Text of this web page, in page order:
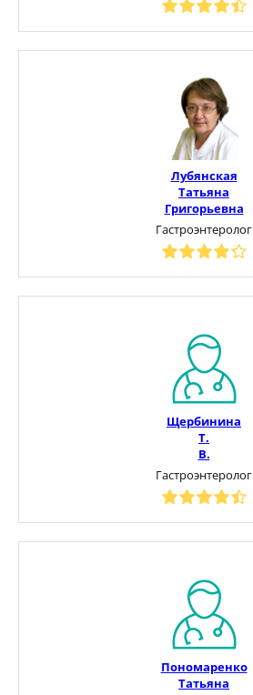
Лубянская
Татьяна
Григорьевна
Гастроэнтеролог
Щербинина
Т.
В.
Гастроэнтеролог
Пономаренко
Татьяна